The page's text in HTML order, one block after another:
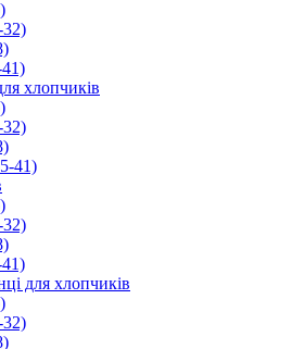
32)
41)
хлопчиків
32)
41)
32)
41)
для хлопчиків
32)